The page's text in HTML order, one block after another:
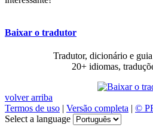
Baixar o tradutor
Tradutor, dicionário e
20+ idiomas,
volver arriba
Termos de uso | Versão completa | ©
Select a language